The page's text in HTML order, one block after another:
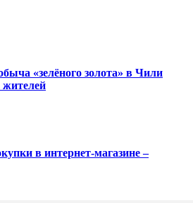
«зелёного золота» в Чили
жителей
в интернет-магазине –